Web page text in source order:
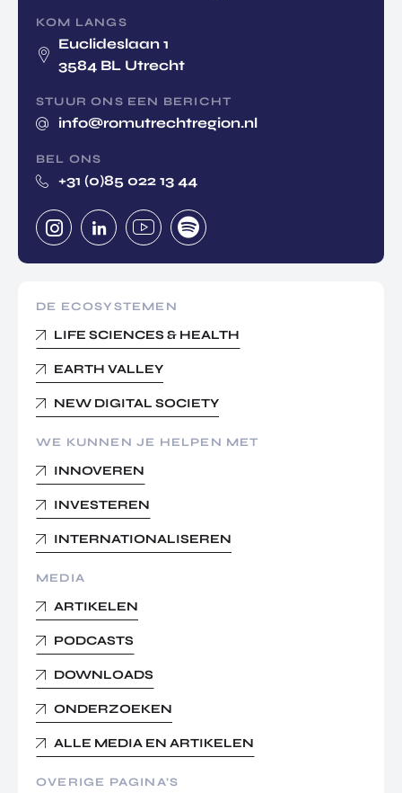
KOM LANGS
Euclideslaan 1
3584 BL Utrecht
STUUR ONS EEN BERICHT
info@romutrechtregion.nl
BEL ONS
+31 (0)85 022 13 44
DE ECOSYSTEMEN
LIFE SCIENCES & HEALTH
EARTH VALLEY
NEW DIGITAL SOCIETY
WE KUNNEN JE HELPEN MET
INNOVEREN
INVESTEREN
INTERNATIONALISEREN
MEDIA
ARTIKELEN
PODCASTS
DOWNLOADS
ONDERZOEKEN
ALLE MEDIA EN ARTIKELEN
OVERIGE PAGINA’S